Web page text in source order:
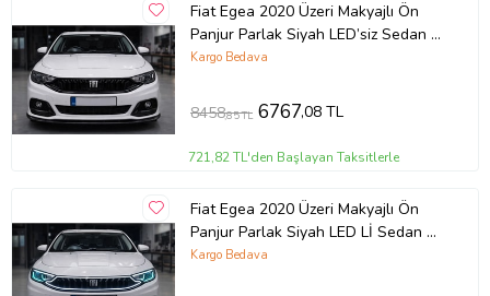
Fiat Egea 2020 Üzeri Makyajlı Ön
Panjur Parlak Siyah LED’siz Sedan &
HB Uyumlu
Kargo Bedava
8458,85 TL 6767,08 TL
721,82 TL'den Başlayan Taksitlerle
Fiat Egea 2020 Üzeri Makyajlı Ön
Panjur Parlak Siyah LED Lİ Sedan &
HB Uyumlu
Kargo Bedava